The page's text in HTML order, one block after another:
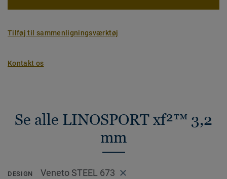
Tilføj til sammenligningsværktøj
Kontakt os
Se alle LINOSPORT xf²™ 3,2
mm
DESIGN Veneto STEEL 673